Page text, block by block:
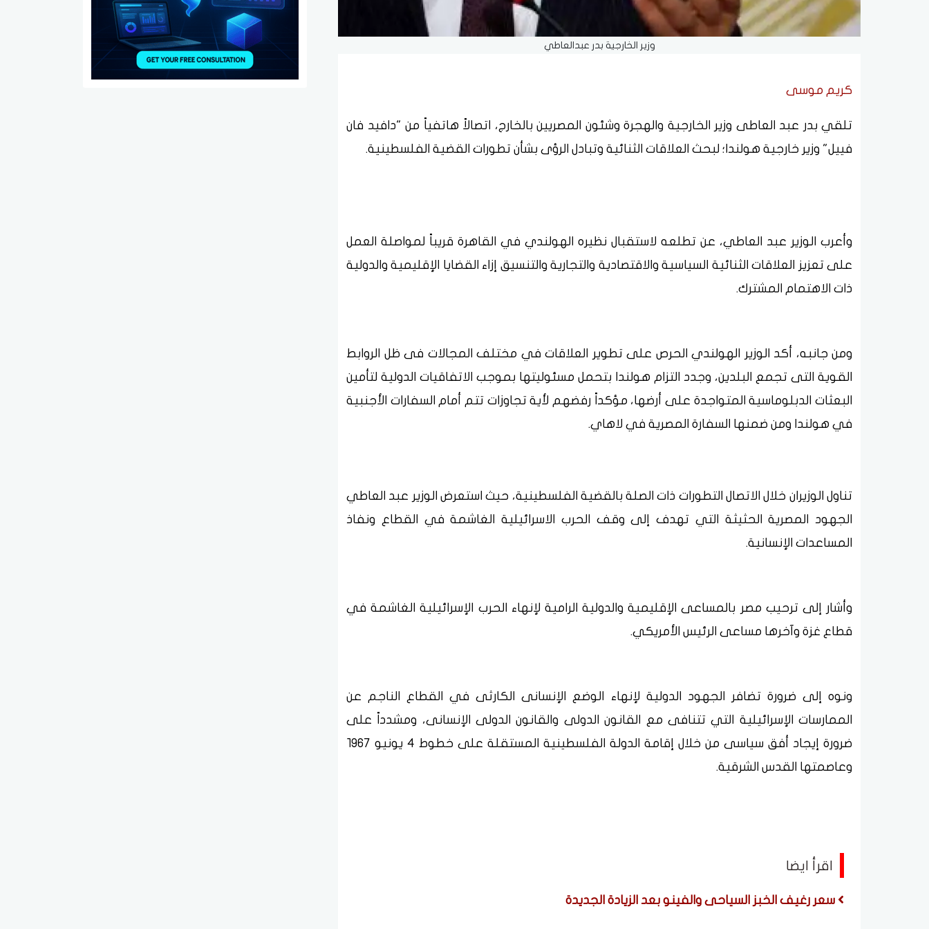
وزير الخارجية بدر عبدالعاطي
كريم موسى
تلقي بدر عبد العاطى وزير الخارجية والهجرة وشئون المصريين بالخارج، اتصالاً هاتفياً من "دافيد فان
فييل" وزير خارجية هولندا؛ لبحث العلاقات الثنائية وتبادل الرؤى بشأن تطورات القضية الفلسطينية.
وأعرب الوزير عبد العاطي، عن تطلعه لاستقبال نظيره الهولندي في القاهرة قريباً لمواصلة العمل
على تعزيز العلاقات الثنائية السياسية والاقتصادية والتجارية والتنسيق إزاء القضايا الإقليمية والدولية
ذات الاهتمام المشترك.
ومن جانبه، أكد الوزير الهولندي الحرص على تطوير العلاقات في مختلف المجالات فى ظل الروابط
القوية التى تجمع البلدين، وجدد التزام هولندا بتحمل مسئوليتها بموجب الاتفاقيات الدولية لتأمين
البعثات الدبلوماسية المتواجدة على أرضها، مؤكداً رفضهم لأية تجاوزات تتم أمام السفارات الأجنبية
في هولندا ومن ضمنها السفارة المصرية في لاهاي.
تناول الوزيران خلال الاتصال التطورات ذات الصلة بالقضية الفلسطينية، حيث استعرض الوزير عبد العاطي
الجهود المصرية الحثيثة التي تهدف إلى وقف الحرب الاسرائيلية الغاشمة في القطاع ونفاذ
المساعدات الإنسانية.
وأشار إلى ترحيب مصر بالمساعى الإقليمية والدولية الرامية لإنهاء الحرب الإسرائيلية الغاشمة في
قطاع غزة وآخرها مساعى الرئيس الأمريكي.
ونوه إلى ضرورة تضافر الجهود الدولية لإنهاء الوضع الإنسانى الكارثى في القطاع الناجم عن
الممارسات الإسرائيلية التي تتنافى مع القانون الدولى والقانون الدولى الإنسانى، ومشدداً على
ضرورة إيجاد أفق سياسى من خلال إقامة الدولة الفلسطينية المستقلة على خطوط ٤ يونيو ١٩٦٧
وعاصمتها القدس الشرقية.
اقرأ ايضا
سعر رغيف الخبز السياحى والفينو بعد الزيادة الجديدة